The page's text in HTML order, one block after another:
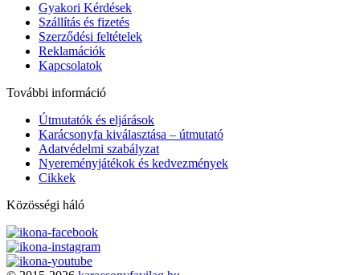
Gyakori Kérdések
Szállítás és fizetés
Szerződési feltételek
Reklamációk
Kapcsolatok
További információ
Útmutatók és eljárások
Karácsonyfa kiválasztása – útmutató
Adatvédelmi szabályzat
Nyereményjátékok és kedvezmények
Cikkek
Közösségi háló